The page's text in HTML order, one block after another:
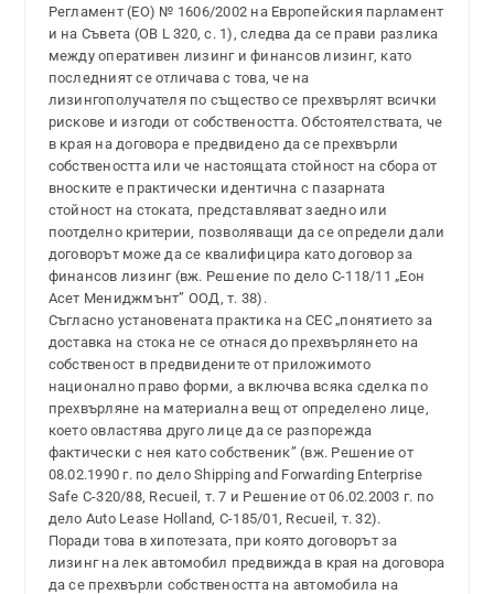
Регламент (ЕО) № 1606/2002 на Европейския парламент
и на Съвета (OB L 320, с. 1), следва да се прави разлика
между оперативен лизинг и финансов лизинг, като
последният се отличава с това, че на
лизингополучателя по същество се прехвърлят всички
рискове и изгоди от собствеността. Обстоятелствата, че
в края на договора е предвидено да се прехвърли
собствеността или че настоящата стойност на сбора от
вноските е практически идентична с пазарната
стойност на стоката, представляват заедно или
поотделно критерии, позволяващи да се определи дали
договорът може да се квалифицира като договор за
финансов лизинг (вж. Решение по дело С-118/11 „Еон
Асет Мениджмънт” ООД, т. 38).
Съгласно установената практика на СЕС „понятието за
доставка на стока не се отнася до прехвърлянето на
собственост в предвидените от приложимото
национално право форми, а включва всяка сделка по
прехвърляне на материална вещ от определено лице,
което овластява друго лице да се разпорежда
фактически с нея като собственик” (вж. Решение от
08.02.1990 г. по дело Shipping and Forwarding Enterprise
Safe С-320/88, Recueil, т. 7 и Решение от 06.02.2003 г. по
дело Auto Lease Holland, С-185/01, Recueil, т. 32).
Поради това в хипотезата, при която договорът за
лизинг на лек автомобил предвижда в края на договора
да се прехвърли собствеността на автомобила на